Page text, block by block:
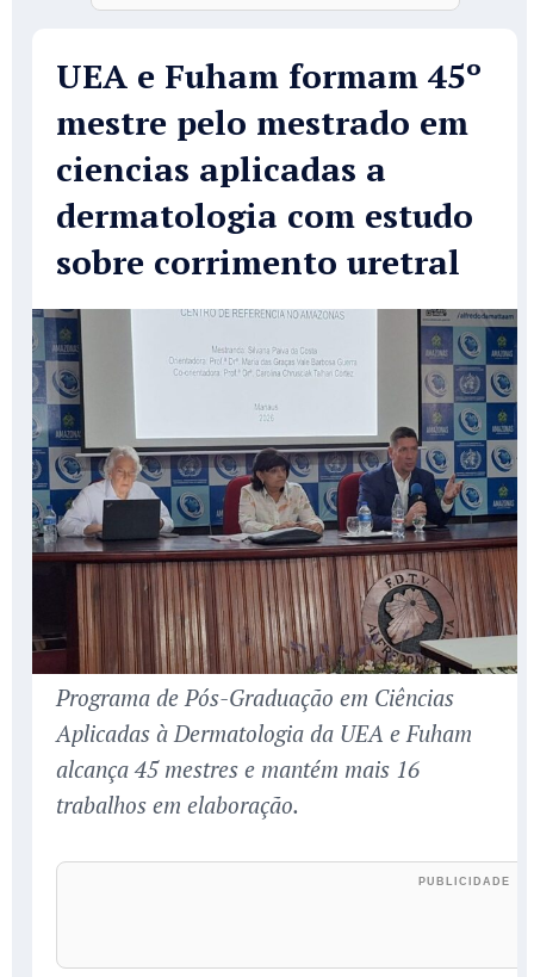
UEA e Fuham formam 45º
mestre pelo mestrado em
ciencias aplicadas a
dermatologia com estudo
sobre corrimento uretral
Programa de Pós-Graduação em Ciências
Aplicadas à Dermatologia da UEA e Fuham
alcança 45 mestres e mantém mais 16
trabalhos em elaboração.